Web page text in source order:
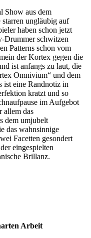
Show aus dem
ungläubig auf
haben schon jetzt
Drummer schwitzen
Patterns schon vom
der Kortex gegen die
ist anfangs zu laut, die
Omnivium“ und dem
ist eine Randnotiz in
kratzt und so
im Aufgebot
allem das
dem umjubelt
das wahnsinnige
Facetten gesondert
eingespielten
Brillanz.
Arbeit